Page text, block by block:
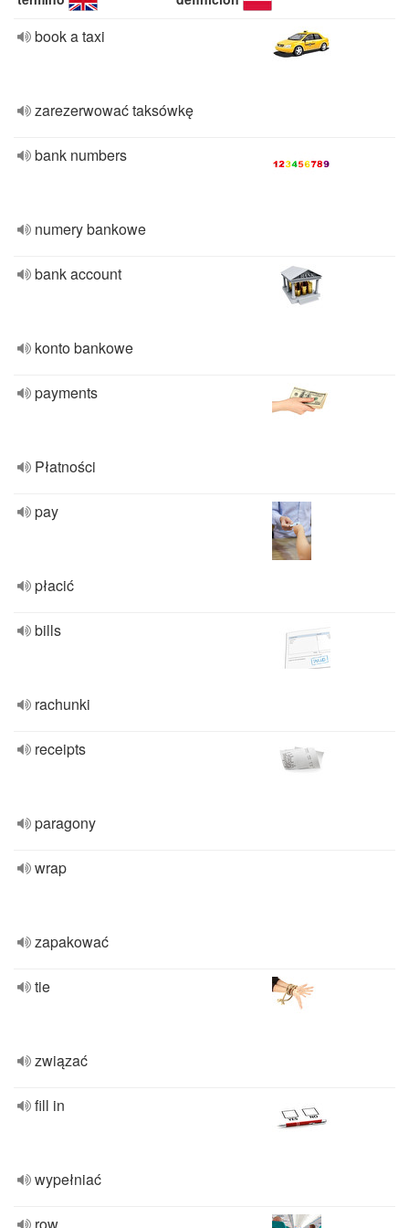
book a taxi
zarezerwować taksówkę
bank numbers
numery bankowe
bank account
konto bankowe
payments
Płatności
pay
płacić
bills
rachunki
receipts
paragony
wrap
zapakować
tie
związać
fill in
wypełniać